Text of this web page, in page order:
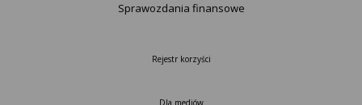
Sprawozdania finansowe
Rejestr korzyści
Dla mediów